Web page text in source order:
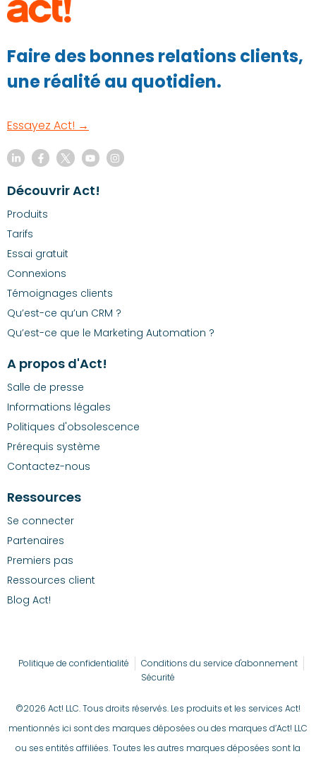
Faire des bonnes relations clients,
une réalité au quotidien.
Essayez Act! →
Découvrir Act!
Produits
Tarifs
Essai gratuit
Connexions
Témoignages clients
Qu’est-ce qu’un CRM ?
Qu’est-ce que le Marketing Automation ?
A propos d'Act!
Salle de presse
Informations légales
Politiques d'obsolescence
Prérequis système
Contactez-nous
Ressources
Se connecter
Partenaires
Premiers pas
Ressources client
Blog Act!
Politique de confidentialité
Conditions du service d'abonnement
Sécurité
©2026 Act! LLC. Tous droits réservés. Les produits et les services Act!
mentionnés ici sont des marques déposées ou des marques d’Act! LLC
ou ses entités affiliées. Toutes les autres marques déposées sont la